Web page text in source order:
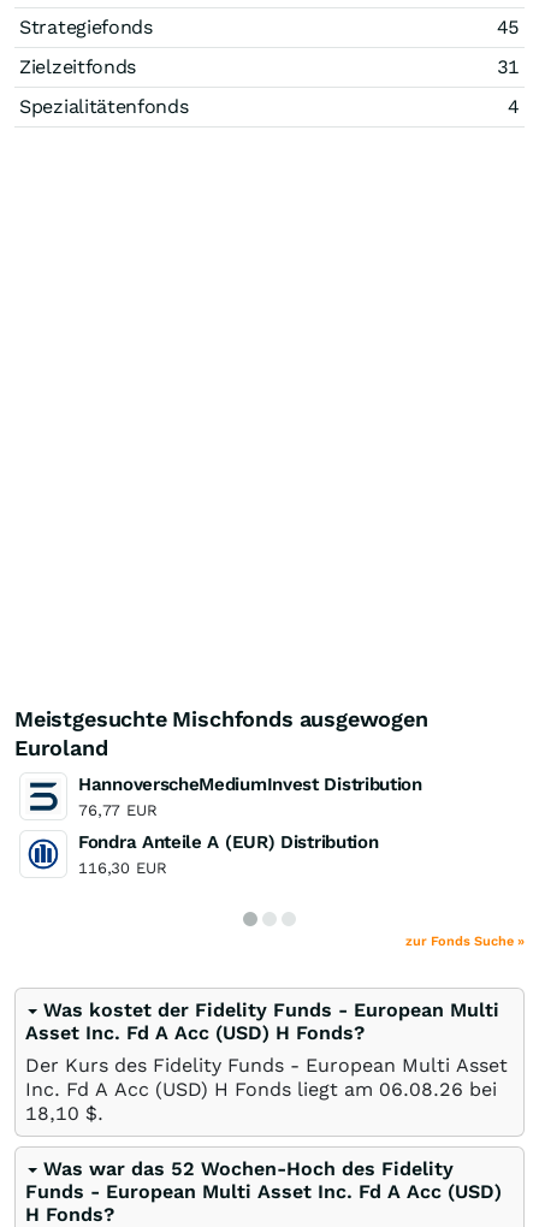
Strategiefonds
45
Zielzeitfonds
31
Spezialitätenfonds
4
Meistgesuchte Mischfonds ausgewogen
Euroland
HannoverscheMediumInvest Distribution
76,77 EUR
Fondra Anteile A (EUR) Distribution
116,30 EUR
zur Fonds Suche »
Was kostet der Fidelity Funds - European Multi
Asset Inc. Fd A Acc (USD) H Fonds?
Der Kurs des Fidelity Funds - European Multi Asset
Inc. Fd A Acc (USD) H Fonds liegt am 06.08.26 bei
18,10 $.
Was war das 52 Wochen-Hoch des Fidelity
Funds - European Multi Asset Inc. Fd A Acc (USD)
H Fonds?